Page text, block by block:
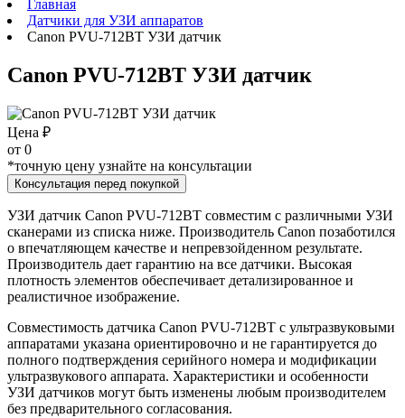
Главная
Датчики для УЗИ аппаратов
Canon PVU-712BT УЗИ датчик
Canon PVU-712BT УЗИ датчик
Цена ₽
от 0
*точную цену узнайте на консультации
Консультация перед покупкой
УЗИ датчик Canon PVU-712BT совместим с различными УЗИ
сканерами из списка ниже. Производитель Canon позаботился
о впечатляющем качестве и непревзойденном результате.
Производитель дает гарантию на все датчики. Высокая
плотность элементов обеспечивает детализированное и
реалистичное изображение.
Совместимость датчика Canon PVU-712BT с ультразвуковыми
аппаратами указана ориентировочно и не гарантируется до
полного подтверждения серийного номера и модификации
ультразвукового аппарата. Характеристики и особенности
УЗИ датчиков могут быть изменены любым производителем
без предварительного согласования.